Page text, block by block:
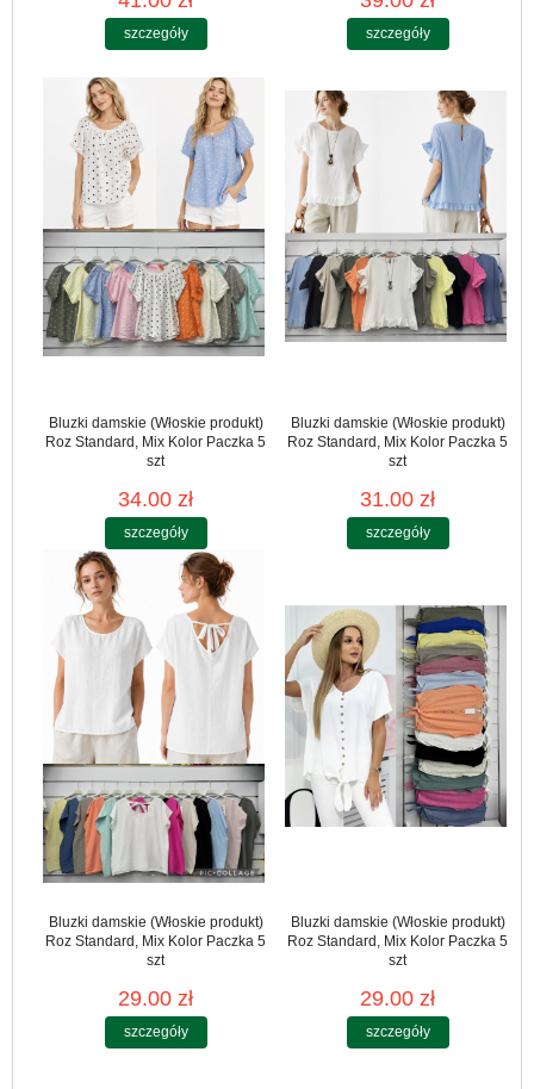
szczegóły szczegóły
Bluzki damskie (Włoskie produkt)
Roz Standard, Mix Kolor Paczka 5
szt
34.00 zł
szczegóły
Bluzki damskie (Włoskie produkt)
Roz Standard, Mix Kolor Paczka 5
szt
31.00 zł
szczegóły
Bluzki damskie (Włoskie produkt)
Roz Standard, Mix Kolor Paczka 5
szt
29.00 zł
szczegóły
Bluzki damskie (Włoskie produkt)
Roz Standard, Mix Kolor Paczka 5
szt
29.00 zł
szczegóły